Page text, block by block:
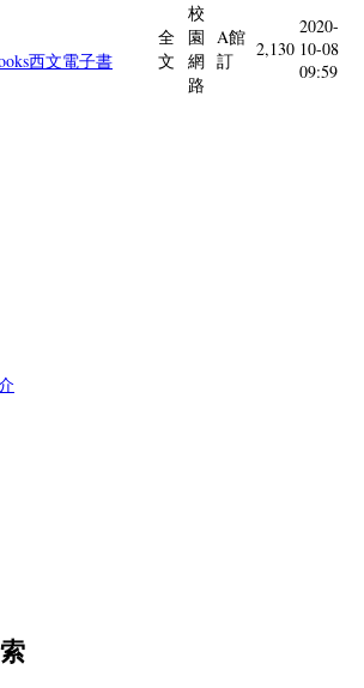
西文電子書
全
文
校
園
網
路
A館
訂
2,130
2020-
10-08
09:59